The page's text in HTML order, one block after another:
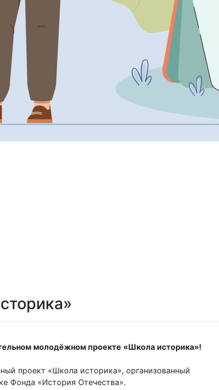
молодёжном проекте «Школа историка»!
проект «Школа историка», организованный
Фонда «История Отечества».